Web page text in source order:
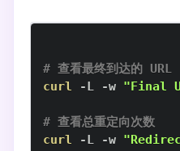
# 查看最终到达的 URL
curl -L -w "Final
# 查看总重定向次数
curl -L -w